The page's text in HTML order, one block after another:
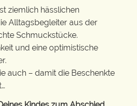
ziemlich hässlichen
Alltagsbegleiter aus der
Schmuckstücke.
und eine optimistische
auch – damit die Beschenkte